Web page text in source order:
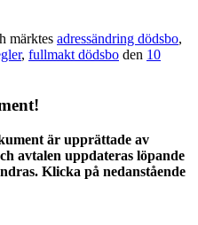
märktes adressändring dödsbo,
, fullmakt dödsbo den 10
är upprättade av
avtalen uppdateras löpande
Klicka på nedanstående